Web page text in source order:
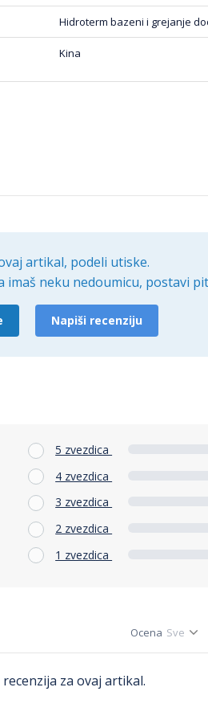
Hidroterm bazeni i grejanje
Kina
artikal, podeli utiske.
neku nedoumicu, postavi
Napiši recenziju
5 zvezdica
4 zvezdica
3 zvezdica
2 zvezdica
1 zvezdica
Ocena
recenzija za ovaj artikal.